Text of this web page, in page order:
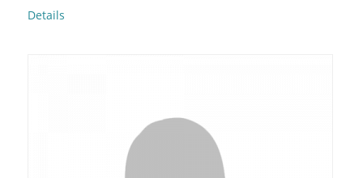
Details